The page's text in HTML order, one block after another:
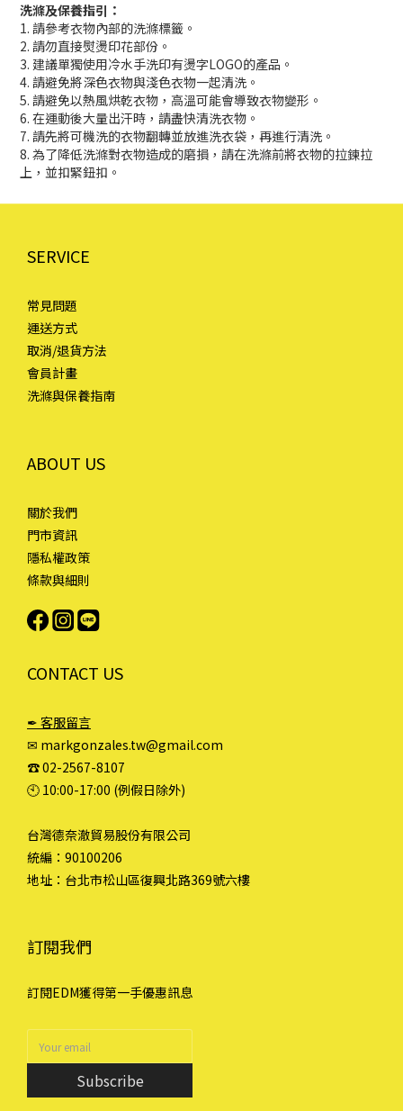
洗滌及保養指引：
1. 請參考衣物內部的洗滌標籤。
2. 請勿直接熨燙印花部份。
3. 建議單獨使用冷水手洗印有燙字LOGO的產品。
4. 請避免將深色衣物與淺色衣物一起清洗。
5. 請避免以熱風烘乾衣物，高溫可能會導致衣物變形。
6. 在運動後大量出汗時，請盡快清洗衣物。
7. 請先將可機洗的衣物翻轉並放進洗衣袋，再進行清洗。
8. 為了降低洗滌對衣物造成的磨損，請在洗滌前將衣物的拉鍊拉
上，並扣緊鈕扣。
SERVICE
常見問題
運送方式
取消/退貨方法
會員計畫
洗滌與保養指南
ABOUT US
關於我們
門市資訊
隱私權政策
條款與細則
CONTACT US
✒ 客服留言
✉ markgonzales.tw@gmail.com
☎︎ 02-2567-8107
🕙︎ 10:00-17:00 (例假日除外)
台灣德奈澈貿易股份有限公司
統編：90100206
地址：台北市松山區復興北路369號六樓
訂閱我們
訂閱EDM獲得第一手優惠訊息
Subscribe